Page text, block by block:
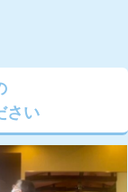
さい